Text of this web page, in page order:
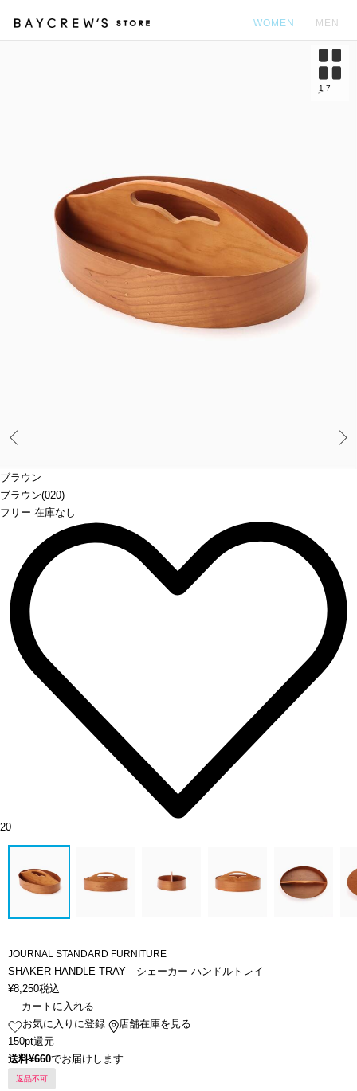
WOMEN MEN
ブラウン
ブラウン(020)
フリー 在庫なし
1 7
20
JOURNAL STANDARD FURNITURE
SHAKER HANDLE TRAY シェーカー ハンドルトレイ
¥8,250税込
カートに入れる
お気に入りに登録
店舗在庫を見る
150pt還元
送料¥660でお届けします
返品不可